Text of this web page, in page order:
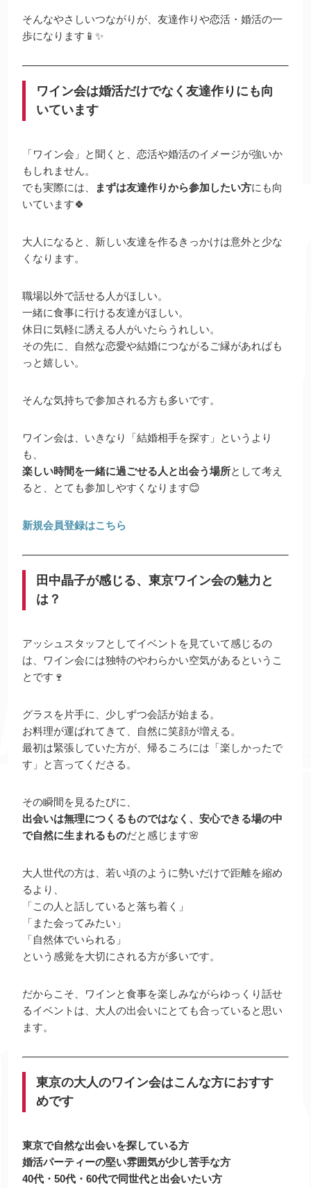
そんなやさしいつながりが、友達作りや恋活・婚活の一
歩になります📱✨
ワイン会は婚活だけでなく友達作りにも向
いています
「ワイン会」と聞くと、恋活や婚活のイメージが強いか
もしれません。
でも実際には、
まずは友達作りから参加したい方にも向
いています🍀
大人になると、新しい友達を作るきっかけは意外と少な
くなります。
職場以外で話せる人がほしい。
一緒に食事に行ける友達がほしい。
休日に気軽に誘える人がいたらうれしい。
その先に、自然な恋愛や結婚につながるご縁があればも
っと嬉しい。
そんな気持ちで参加される方も多いです。
ワイン会は、いきなり「結婚相手を探す」というより
も、
楽しい時間を一緒に過ごせる人と出会う場所として考え
ると、とても参加しやすくなります😊
新規会員登録はこちら
田中晶子が感じる、東京ワイン会の魅力と
は？
アッシュスタッフとしてイベントを見ていて感じるの
は、ワイン会には独特のやわらかい空気があるというこ
とです🍷
グラスを片手に、少しずつ会話が始まる。
お料理が運ばれてきて、自然に笑顔が増える。
最初は緊張していた方が、帰るころには「楽しかったで
す」と言ってくださる。
その瞬間を見るたびに、
出会いは無理につくるものではなく、安心できる場の中
で自然に生まれるものだと感じます🌸
大人世代の方は、若い頃のように勢いだけで距離を縮め
るより、
「この人と話していると落ち着く」
「また会ってみたい」
「自然体でいられる」
という感覚を大切にされる方が多いです。
だからこそ、ワインと食事を楽しみながらゆっくり話せ
るイベントは、大人の出会いにとても合っていると思い
ます。
東京の大人のワイン会はこんな方におすす
めです
東京で自然な出会いを探している方
婚活パーティーの堅い雰囲気が少し苦手な方
40代・50代・60代で同世代と出会いたい方